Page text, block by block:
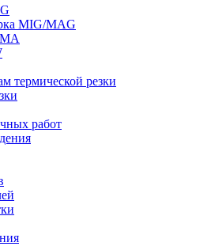
MIG/MAG
термической резки
работ